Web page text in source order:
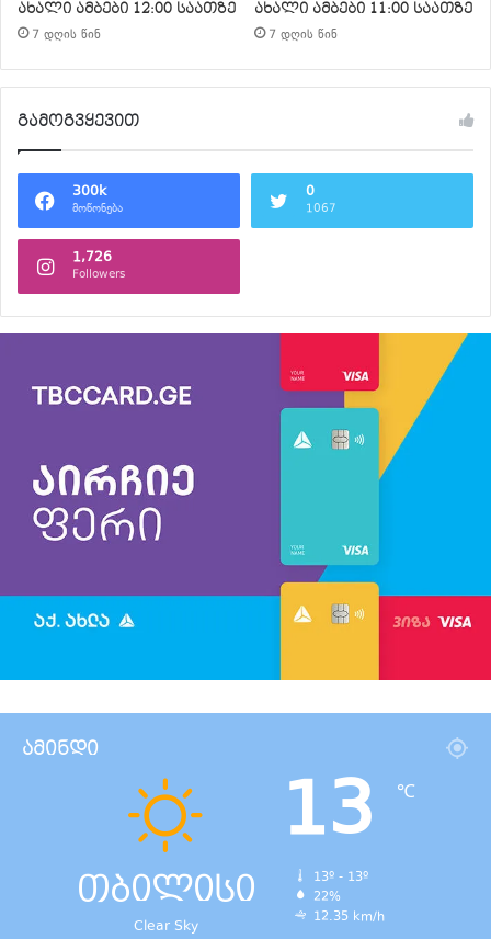
ახალი ამბები 12:00 საათზე
7 დღის წინ
ახალი ამბები 11:00 საათზე
7 დღის წინ
გამოგვყევით
300k
მოწონება
0
1067
1,726
Followers
ამინდი
თბილისი
Clear Sky
13 ℃
13º - 13º
22%
12.35 km/h